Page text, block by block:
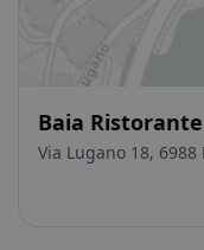
Baia
Via Lugano 18,